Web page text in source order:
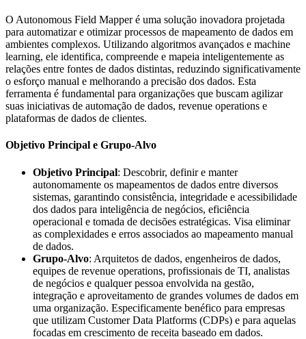
O Autonomous Field Mapper é uma solução inovadora projetada
para automatizar e otimizar processos de mapeamento de dados em
ambientes complexos. Utilizando algoritmos avançados e machine
learning, ele identifica, compreende e mapeia inteligentemente as
relações entre fontes de dados distintas, reduzindo significativamente
o esforço manual e melhorando a precisão dos dados. Esta
ferramenta é fundamental para organizações que buscam agilizar
suas iniciativas de automação de dados, revenue operations e
plataformas de dados de clientes.
Objetivo Principal e Grupo-Alvo
Objetivo Principal: Descobrir, definir e manter
autonomamente os mapeamentos de dados entre diversos
sistemas, garantindo consistência, integridade e acessibilidade
dos dados para inteligência de negócios, eficiência
operacional e tomada de decisões estratégicas. Visa eliminar
as complexidades e erros associados ao mapeamento manual
de dados.
Grupo-Alvo: Arquitetos de dados, engenheiros de dados,
equipes de revenue operations, profissionais de TI, analistas
de negócios e qualquer pessoa envolvida na gestão,
integração e aproveitamento de grandes volumes de dados em
uma organização. Especificamente benéfico para empresas
que utilizam Customer Data Platforms (CDPs) e para aquelas
focadas em crescimento de receita baseado em dados.